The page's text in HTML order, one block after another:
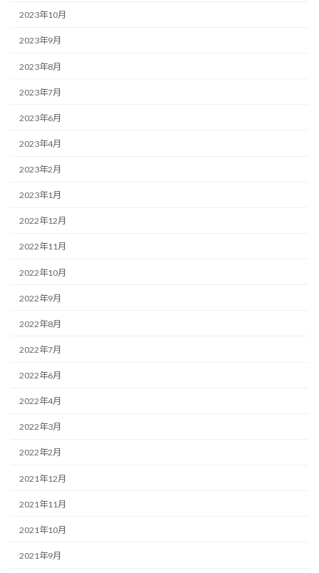
2023年10月
2023年9月
2023年8月
2023年7月
2023年6月
2023年4月
2023年2月
2023年1月
2022年12月
2022年11月
2022年10月
2022年9月
2022年8月
2022年7月
2022年6月
2022年4月
2022年3月
2022年2月
2021年12月
2021年11月
2021年10月
2021年9月